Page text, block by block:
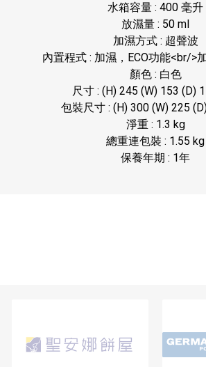
水箱容量 : 400 毫升
放濕量 : 50 ml
加濕方式 : 超聲波
內置程式 : 加濕，ECO功能<br/>
顏色 : 白色
尺寸 : (H) 245 (W) 153 (D)
包裝尺寸 : (H) 300 (W) 225
淨重 : 1.3 kg
總重連包裝 : 1.55 kg
保養年期 : 1年